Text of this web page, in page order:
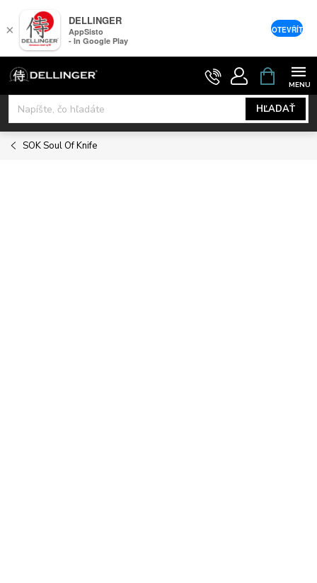
Prejsť
na
obsah
HĽADAŤ
NÁKUPNÝ
KOŠÍK
SOK Soul Of Knife
×
DELLINGER
AppSisto
- In Google Play
OTEVŘÍT